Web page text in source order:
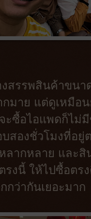
งสรรพสินค้าขน
กมาย แต่ดูเหมื
ซื้อไอแพดก็ไม่
บสองชั่วโมงที่
ลากหลาย และ
รงนี้ ให้ไปซื้อตร
กว่ากันเยอะมาก